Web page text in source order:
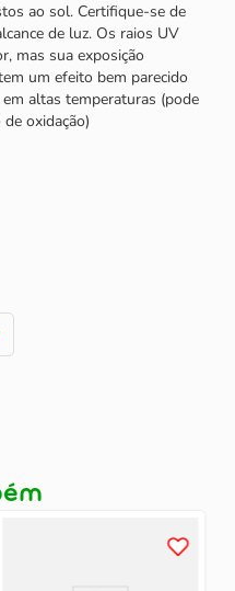
ao sol. Certifique-se de
de luz. Os raios UV
mas sua exposição
um efeito bem parecido
altas temperaturas (pode
oxidação)